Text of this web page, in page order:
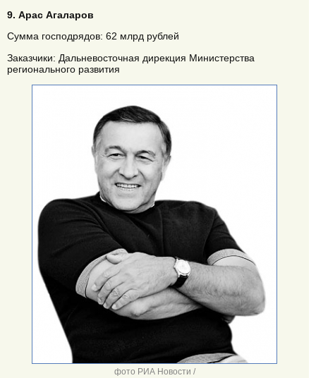
9. Арас Агаларов
Сумма господрядов: 62 млрд рублей
Заказчики: Дальневосточная дирекция Министерства
регионального развития
фото РИА Новости /